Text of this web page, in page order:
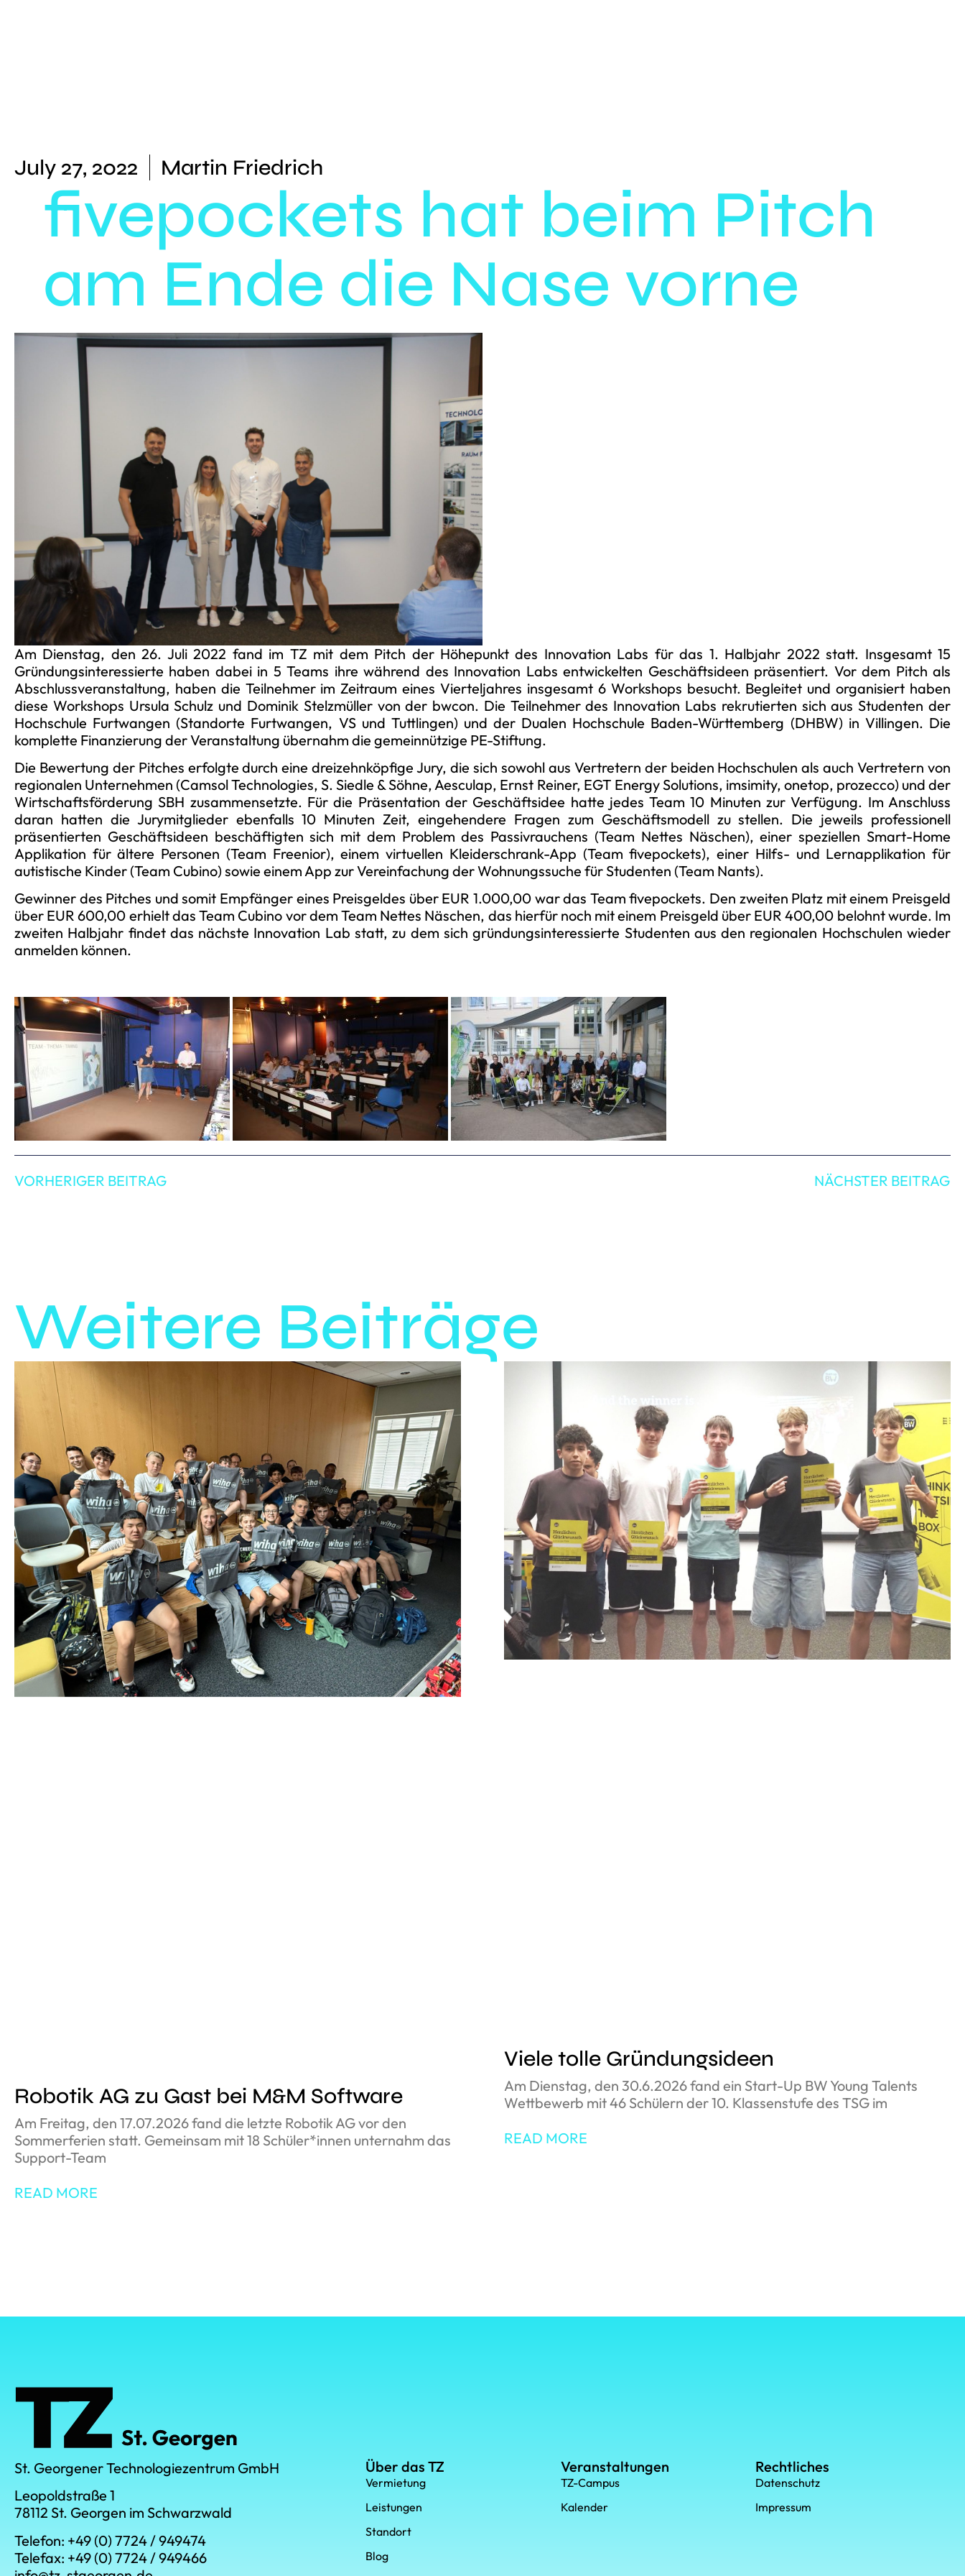
July 27, 2022 Martin Friedrich
fivepockets hat beim Pitch
am Ende die Nase vorne
Am Dienstag, den 26. Juli 2022 fand im TZ mit dem Pitch der Höhepunkt des Innovation Labs für das 1. Halbjahr 2022 statt. Insgesamt 15
Gründungsinteressierte haben dabei in 5 Teams ihre während des Innovation Labs entwickelten Geschäftsideen präsentiert. Vor dem Pitch als
Abschlussveranstaltung, haben die Teilnehmer im Zeitraum eines Vierteljahres insgesamt 6 Workshops besucht. Begleitet und organisiert haben
diese Workshops Ursula Schulz und Dominik Stelzmüller von der bwcon. Die Teilnehmer des Innovation Labs rekrutierten sich aus Studenten der
Hochschule Furtwangen (Standorte Furtwangen, VS und Tuttlingen) und der Dualen Hochschule Baden-Württemberg (DHBW) in Villingen. Die
komplette Finanzierung der Veranstaltung übernahm die gemeinnützige PE-Stiftung.
Die Bewertung der Pitches erfolgte durch eine dreizehnköpfige Jury, die sich sowohl aus Vertretern der beiden Hochschulen als auch Vertretern von
regionalen Unternehmen (Camsol Technologies, S. Siedle & Söhne, Aesculap, Ernst Reiner, EGT Energy Solutions, imsimity, onetop, prozecco) und der
Wirtschaftsförderung SBH zusammensetzte. Für die Präsentation der Geschäftsidee hatte jedes Team 10 Minuten zur Verfügung. Im Anschluss
daran hatten die Jurymitglieder ebenfalls 10 Minuten Zeit, eingehendere Fragen zum Geschäftsmodell zu stellen. Die jeweils professionell
präsentierten Geschäftsideen beschäftigten sich mit dem Problem des Passivrauchens (Team Nettes Näschen), einer speziellen Smart-Home
Applikation für ältere Personen (Team Freenior), einem virtuellen Kleiderschrank-App (Team fivepockets), einer Hilfs- und Lernapplikation für
autistische Kinder (Team Cubino) sowie einem App zur Vereinfachung der Wohnungssuche für Studenten (Team Nants).
Gewinner des Pitches und somit Empfänger eines Preisgeldes über EUR 1.000,00 war das Team fivepockets. Den zweiten Platz mit einem Preisgeld
über EUR 600,00 erhielt das Team Cubino vor dem Team Nettes Näschen, das hierfür noch mit einem Preisgeld über EUR 400,00 belohnt wurde. Im
zweiten Halbjahr findet das nächste Innovation Lab statt, zu dem sich gründungsinteressierte Studenten aus den regionalen Hochschulen wieder
anmelden können.
VORHERIGER BEITRAG NÄCHSTER BEITRAG
Weitere Beiträge
Robotik AG zu Gast bei M&M Software
Am Freitag, den 17.07.2026 fand die letzte Robotik AG vor den
Sommerferien statt. Gemeinsam mit 18 Schüler*innen unternahm das
Support-Team
READ MORE
Viele tolle Gründungsideen
Am Dienstag, den 30.6.2026 fand ein Start-Up BW Young Talents
Wettbewerb mit 46 Schülern der 10. Klassenstufe des TSG im
READ MORE
St. Georgener Technologiezentrum GmbH
Leopoldstraße 1
78112 St. Georgen im Schwarzwald
Telefon: +49 (0) 7724 / 949474
Telefax: +49 (0) 7724 / 949466
Über das TZ
Vermietung
Leistungen
Standort
Blog
Veranstaltungen
TZ-Campus
Kalender
Rechtliches
Datenschutz
Impressum